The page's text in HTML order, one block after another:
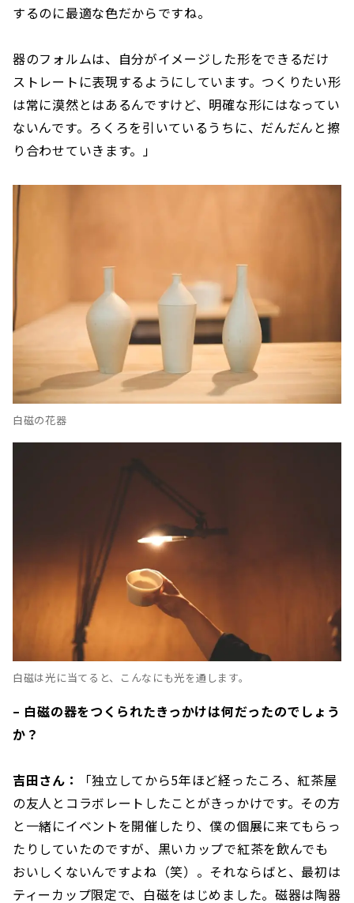
するのに最適な色だからですね。
器のフォルムは、自分がイメージした形をできるだけ
ストレートに表現するようにしています。つくりたい形
は常に漠然とはあるんですけど、明確な形にはなってい
ないんです。ろくろを引いているうちに、だんだんと擦
り合わせていきます。」
白磁の花器
白磁は光に当てると、こんなにも光を通します。
– 白磁の器をつくられたきっかけは何だったのでしょう
か？
吉田さん：
「独立してから5年ほど経ったころ、紅茶屋
の友人とコラボレートしたことがきっかけです。その方
と一緒にイベントを開催したり、僕の個展に来てもらっ
たりしていたのですが、黒いカップで紅茶を飲んでも
おいしくないんですよね（笑）。それならばと、最初は
ティーカップ限定で、白磁をはじめました。磁器は陶器